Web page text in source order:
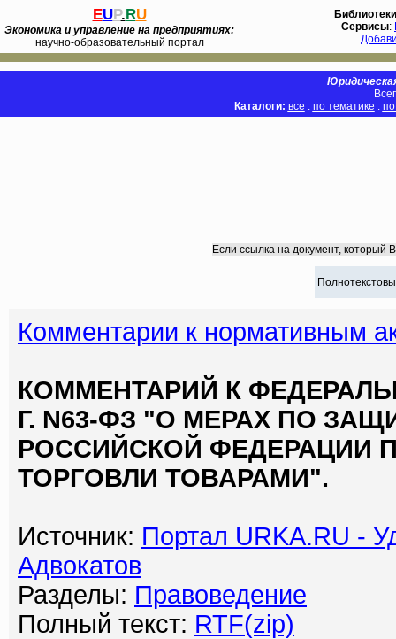
EUP.RU
Экономика и управление на предприятиях:
научно-образовательный портал
Библиотеки
Сервисы:
Каталоги: все : по тематике :
Если ссылка на документ, который
Комментарии к нормативным
КОММЕНТАРИЙ К
Г. N63-ФЗ "О МЕРАХ ПО
РОССИЙСКОЙ ФЕДЕРАЦИИ
ТОРГОВЛИ ТОВАРАМИ".
Источник: Портал URKA.RU -
Адвокатов
Разделы: Правоведение
Полный текст: RTF(zip)